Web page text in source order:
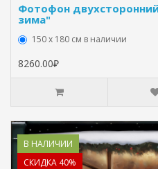
Фотофон
зима"
150 х 180 см в наличии
8260.00₽
В НАЛИЧИИ
СКИДКА 40%